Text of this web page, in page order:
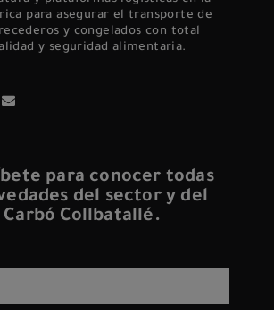
para asegurar el transporte de
y congelados con total
y seguridad alimentaria.
para conocer todas
del sector y del
Carbó Collbatallé.